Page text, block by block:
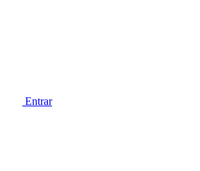
Entrar